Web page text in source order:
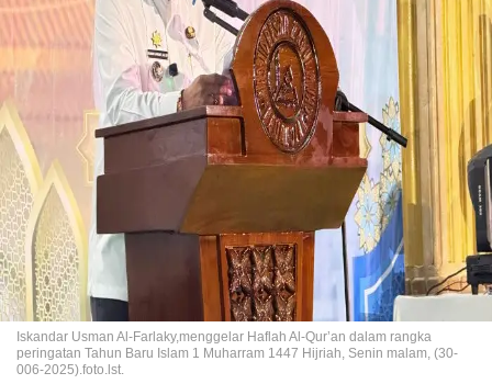
Iskandar Usman Al-Farlaky,menggelar Haflah Al-Qur’an dalam rangka
peringatan Tahun Baru Islam 1 Muharram 1447 Hijriah, Senin malam, (30-
006-2025).foto.lst.